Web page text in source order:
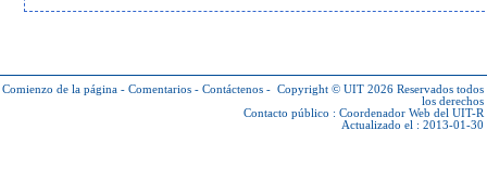
Comienzo de la página - Comentarios - Contáctenos - Copyright © UIT 2026 Reservados todos
los derechos
Contacto público : Coordenador Web del UIT-R
Actualizado el : 2013-01-30